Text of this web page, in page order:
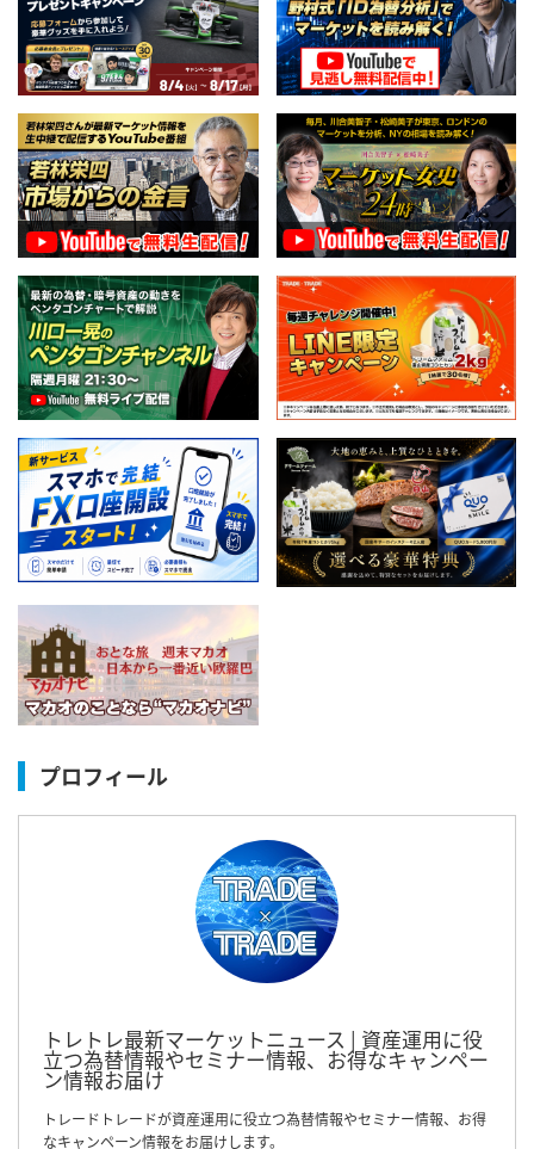
プロフィール
トレトレ最新マーケットニュース | 資産運用に役
立つ為替情報やセミナー情報、お得なキャンペー
ン情報お届け
トレードトレードが資産運用に役立つ為替情報やセミナー情報、お得
なキャンペーン情報をお届けします。